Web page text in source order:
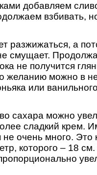
добавляем
взбивать,
разжижаться, а
смущает.
не получится
желанию можно в
или
сахара можно
сладкий крем.
не очень много. Это
которого – 18 см.